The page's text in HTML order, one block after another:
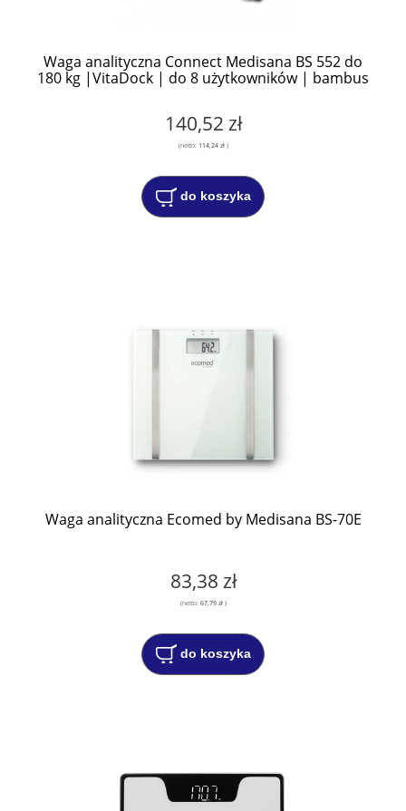
Waga analityczna Connect Medisana BS 552 do
180 kg |VitaDock | do 8 użytkowników | bambus
140,52 zł
(netto: 114,24 zł)
do koszyka
Waga analityczna Ecomed by Medisana BS-70E
83,38 zł
(netto: 67,79 zł)
do koszyka